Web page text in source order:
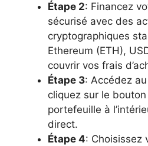
Étape 2: Financez
sécurisé avec des
cryptographiques
Ethereum (ETH),
couvrir vos frais
Étape 3: Accédez
cliquez sur le
portefeuille à
direct.
Étape 4: Choisissez